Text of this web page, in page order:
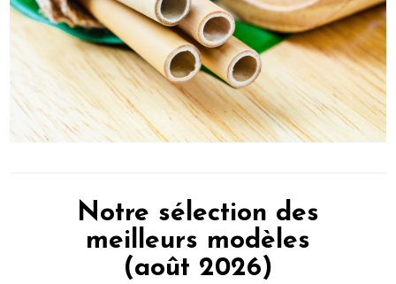
Notre sélection des
meilleurs modèles
(août 2026)